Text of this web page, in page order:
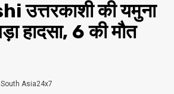
उत्तरकाशी की यमुना
हादसा, 6 की मौत
South Asia24x7